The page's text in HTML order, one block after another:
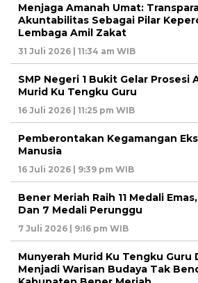
Menjaga Amanah Umat:
Akuntabilitas Sebagai Pilar
Lembaga Amil Zakat
31 Juli 2026 | 11:34 am WIB
SMP Negeri 1 Bukit Gelar Prosesi
Murid Ku Tengku Guru
16 Juli 2026 | 11:25 pm WIB
Pemberontakan Kegamangan
Manusia
16 Juli 2026 | 9:39 pm WIB
Bener Meriah Raih 11 Medali
Dan 7 Medali Perunggu
7 Juli 2026 | 9:16 pm WIB
Munyerah Murid Ku Tengku Guru
Menjadi Warisan Budaya Tak